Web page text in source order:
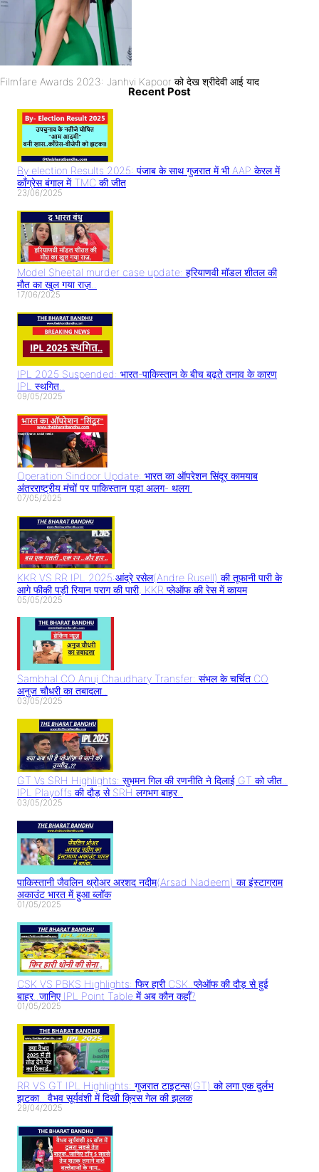
Filmfare Awards 2023: Janhvi Kapoor को देख श्रीदेवी आई याद
Recent Post
By election Results 2025: पंजाब के साथ गुजरात में भी AAP केरल में
काँग्रेस बंगाल में TMC की जीत
23/06/2025
Model Sheetal murder case update: हरियाणवी मॉडल शीतल की
मौत का खुल गया राज़..
17/06/2025
IPL 2025 Suspended: भारत-पाकिस्तान के बीच बढ़ते तनाव के कारण
IPL स्थगित..
09/05/2025
Operation Sindoor Update: भारत का ऑपरेशन सिंदूर कामयाब
अंतरराष्ट्रीय मंचों पर पाकिस्तान पड़ा अलग- थलग
07/05/2025
KKR VS RR IPL 2025:आंद्रे रसेल(Andre Rusell) की तूफानी पारी के
आगे फीकी पड़ी रियान पराग की पारी, KKR प्लेऑफ की रेस में कायम
05/05/2025
Sambhal CO Anuj Chaudhary Transfer: संभल के चर्चित CO
अनुज चौधरी का तबादला..
03/05/2025
GT Vs SRH Highlights: सुभमन गिल की रणनीति ने दिलाई GT को जीत..
IPL Playoffs की दौड़ से SRH लगभग बाहर..
03/05/2025
पाकिस्तानी जैवलिन थ्रोअर अरशद नदीम(Arsad Nadeem) का इंस्टाग्राम
अकाउंट भारत में हुआ ब्लॉक
01/05/2025
CSK VS PBKS Highlights: फिर हारी CSK..प्लेऑफ की दौड़ से हुई
बाहर..जानिए IPL Point Table में अब कौन कहाँ?
01/05/2025
RR VS GT IPL Highlights: गुजरात टाइटन्स(GT) को लगा एक दुर्लभ
झटका.. वैभव सूर्यवंशी में दिखी क्रिस गेल की झलक
29/04/2025